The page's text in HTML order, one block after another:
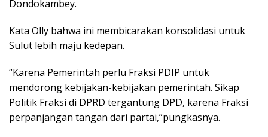
Dondokambey.
Kata Olly bahwa ini membicarakan konsolidasi untuk
Sulut lebih maju kedepan.
“Karena Pemerintah perlu Fraksi PDIP untuk
mendorong kebijakan-kebijakan pemerintah. Sikap
Politik Fraksi di DPRD tergantung DPD, karena Fraksi
perpanjangan tangan dari partai,”pungkasnya.